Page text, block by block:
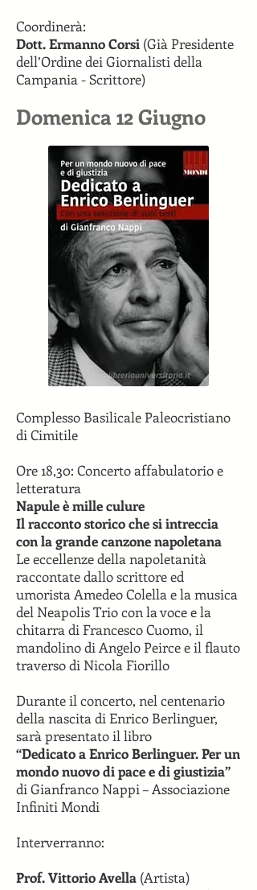
Coordinerà:
Dott. Ermanno Corsi (Già Presidente
dell’Ordine dei Giornalisti della
Campania - Scrittore)
Domenica 12 Giugno
Complesso Basilicale Paleocristiano
di Cimitile
Ore 18,30: Concerto affabulatorio e
letteratura
Napule è mille culure
Il racconto storico che si intreccia
con la grande canzone napoletana
Le eccellenze della napoletanità
raccontate dallo scrittore ed
umorista Amedeo Colella e la musica
del Neapolis Trio con la voce e la
chitarra di Francesco Cuomo, il
mandolino di Angelo Peirce e il flauto
traverso di Nicola Fiorillo
Durante il concerto, nel centenario
della nascita di Enrico Berlinguer,
sarà presentato il libro
“Dedicato a Enrico Berlinguer. Per un
mondo nuovo di pace e di giustizia”
di Gianfranco Nappi – Associazione
Infiniti Mondi
Interverranno:
Prof. Vittorio Avella (Artista)